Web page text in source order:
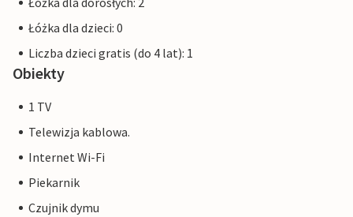
Łóżka dla dzieci: 0
Liczba dzieci gratis (do 4 lat): 1
Obiekty
1 TV
Telewizja kablowa.
Internet Wi-Fi
Piekarnik
Czujnik dymu